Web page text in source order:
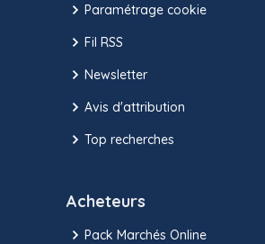
Paramétrage cookie
Fil RSS
Newsletter
Avis d'attribution
Top recherches
Acheteurs
Pack Marchés Online